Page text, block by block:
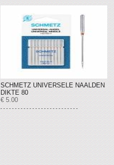
SCHMETZ UNIVERSELE NAALDEN
DIKTE 80
€ 5.00